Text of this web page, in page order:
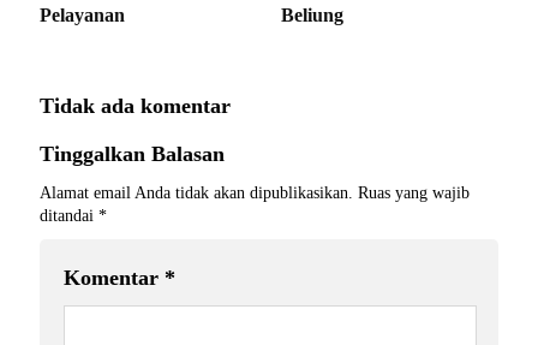
Pelayanan
Beliung
Tidak ada komentar
Tinggalkan Balasan
Alamat email Anda tidak akan dipublikasikan. Ruas yang wajib
ditandai *
Komentar *